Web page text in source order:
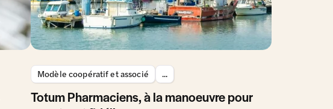
Modèle coopératif et associé ...
Totum Pharmaciens, à la manoeuvre pour